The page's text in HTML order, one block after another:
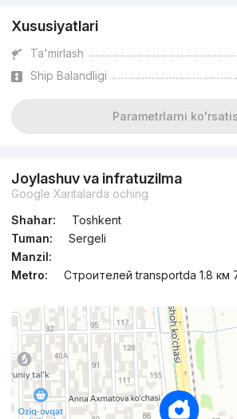
Xususiyatlari
Ta'mirlash
Ship Balandligi
Parametrlarni
Joylashuv va infratuzilma
Google Xaritalarda oching
Shahar:
Toshkent
Tuman:
Sergeli
Manzil:
Metro:
Строителей transportda 1.8 км